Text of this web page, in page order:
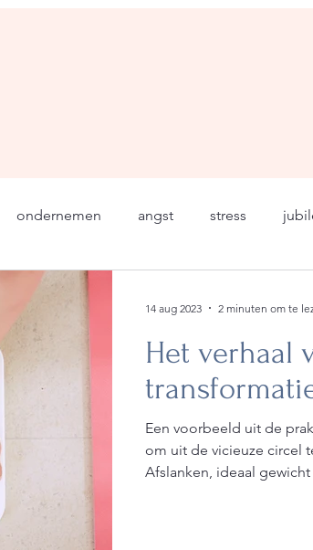
ondernemen angst stress
echtscheiding
kerstkleding
Het verhaal
Een voorbeeld uit de
om uit de vicieuze circel
Afslanken, ideaal gewicht
14 aug 2023 2 minuten om te